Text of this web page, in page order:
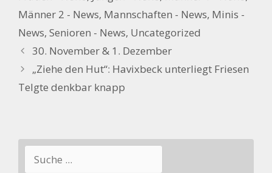
Männer 2 - News, Mannschaften - News, Minis -
News, Senioren - News, Uncategorized
30. November & 1. Dezember
„Ziehe den Hut“: Havixbeck unterliegt Friesen
Telgte denkbar knapp